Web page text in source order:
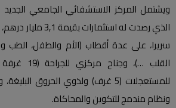
ويشتمل المركز الاستشفائي الجامعي
سريرا، على عدة أقطاب (الأم والطفل، الطب
القلب …)،
للمستعجلات (5 غرف) ولذوي الحروق
ونظام مندمج للتكوين والمحاكاة.